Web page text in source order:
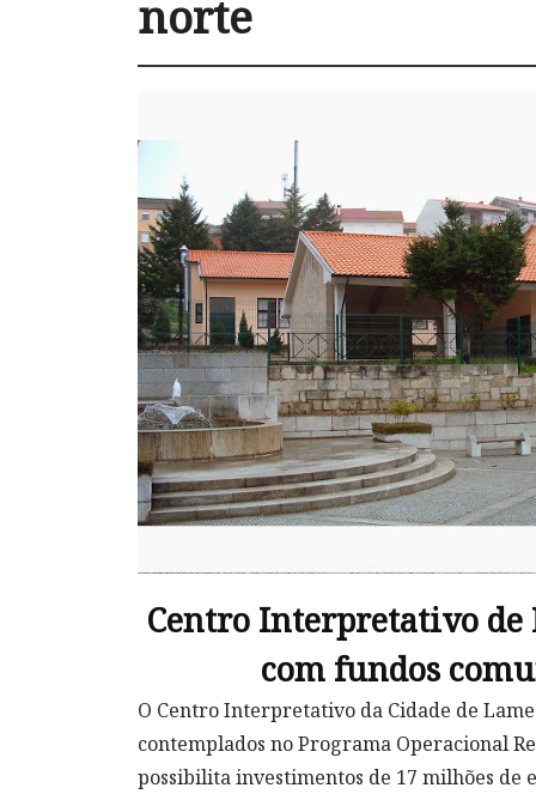
norte
Centro Interpretativo de
com fundos
O Centro Interpretativo da Cidade de
contemplados no Programa Operacional
possibilita investimentos de 17 milhões de